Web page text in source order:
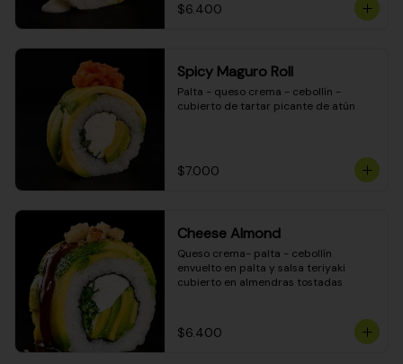
$6.400
Spicy Maguro Roll
Palta - queso crema - cebollín -
cubierto de tartar picante de atún
$7.000
Cheese Almond
Queso crema- palta - cebollín
envuelto en palta y salsa teriyaki
cubierto en almendras tostadas
$6.400